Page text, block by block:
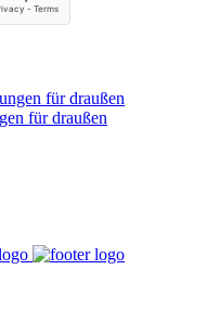
für draußen